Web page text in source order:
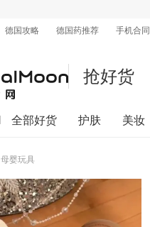
德国攻略 德国药推荐 手机合同
抢好货
全部好货 护肤 美妆
母婴玩具